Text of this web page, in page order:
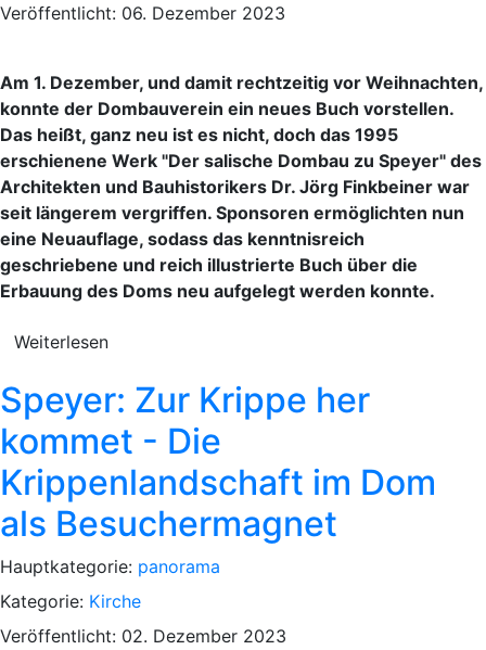
Veröffentlicht: 06. Dezember 2023
Am 1. Dezember, und damit rechtzeitig vor Weihnachten,
konnte der Dombauverein ein neues Buch vorstellen.
Das heißt, ganz neu ist es nicht, doch das 1995
erschienene Werk "Der salische Dombau zu Speyer" des
Architekten und Bauhistorikers Dr. Jörg Finkbeiner war
seit längerem vergriffen. Sponsoren ermöglichten nun
eine Neuauflage, sodass das kenntnisreich
geschriebene und reich illustrierte Buch über die
Erbauung des Doms neu aufgelegt werden konnte.
Weiterlesen
Speyer: Zur Krippe her
kommet - Die
Krippenlandschaft im Dom
als Besuchermagnet
Hauptkategorie: panorama
Kategorie: Kirche
Veröffentlicht: 02. Dezember 2023